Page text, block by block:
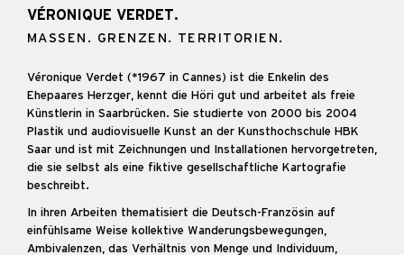
VÉRONIQUE VERDET.
MASSEN. GRENZEN. TERRITORIEN.
Véronique Verdet (*1967 in Cannes) ist die Enkelin des
Ehepaares Herzger, kennt die Höri gut und arbeitet als freie
Künstlerin in Saarbrücken. Sie studierte von 2000 bis 2004
Plastik und audiovisuelle Kunst an der Kunsthochschule HBK
Saar und ist mit Zeichnungen und Installationen hervorgetreten,
die sie selbst als eine fiktive gesellschaftliche Kartografie
beschreibt.
In ihren Arbeiten thematisiert die Deutsch-Französin auf
einfühlsame Weise kollektive Wanderungsbewegungen,
Ambivalenzen, das Verhältnis von Menge und Individuum,